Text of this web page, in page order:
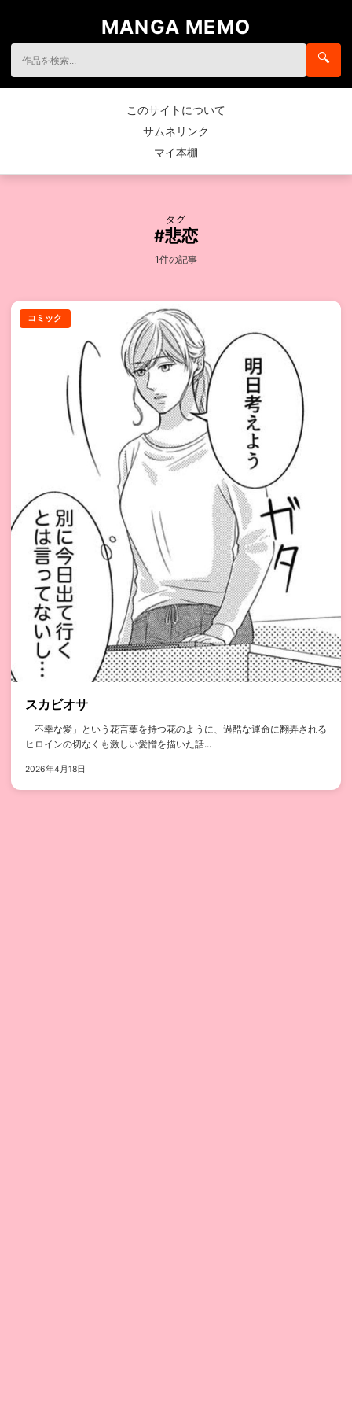
MANGA MEMO
🔍
このサイトについて
サムネリンク
マイ本棚
タグ
#悲恋
1件の記事
コミック
スカビオサ
「不幸な愛」という花言葉を持つ花のように、過酷な運命に翻弄される
ヒロインの切なくも激しい愛憎を描いた話...
2026年4月18日